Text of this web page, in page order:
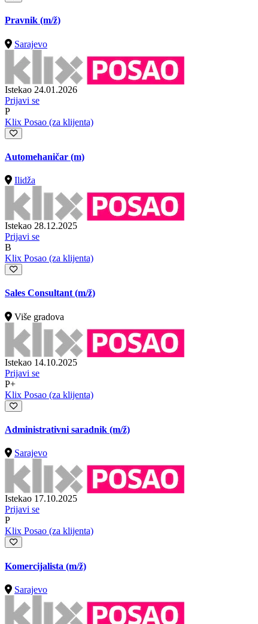
Pravnik (m/ž)
Sarajevo
Istekao 24.01.2026
Prijavi se
P
Klix Posao (za klijenta)
Automehaničar (m)
Ilidža
Istekao 28.12.2025
Prijavi se
B
Klix Posao (za klijenta)
Sales Consultant(m/ž)
Više gradova
Istekao 14.10.2025
Prijavi se
P+
Klix Posao (za klijenta)
Administrativni saradnik (m/ž)
Sarajevo
Istekao 17.10.2025
Prijavi se
P
Klix Posao (za klijenta)
Komercijalista (m/ž)
Sarajevo